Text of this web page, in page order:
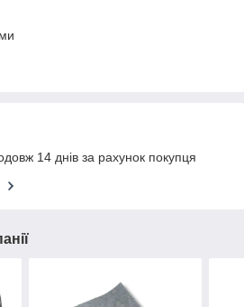
14 днів за рахунок покупця